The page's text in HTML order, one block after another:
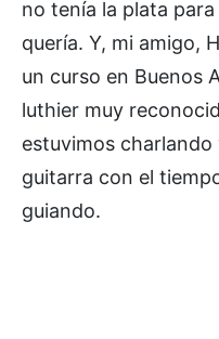
no tenía la plata
quería. Y, mi amigo,
un curso en Buenos
luthier muy
estuvimos
guitarra con el
guiando.